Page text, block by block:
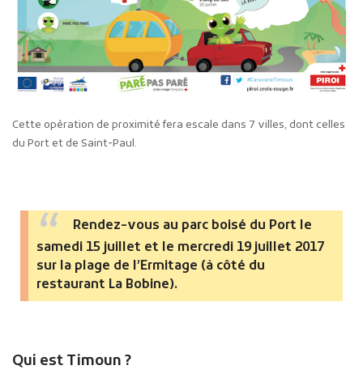
Cette opération de proximité fera escale dans 7 villes, dont celles
du Port et de Saint-Paul.
Rendez-vous au parc boisé du Port le
samedi 15 juillet et le mercredi 19 juillet 2017
sur la plage de l’Ermitage (à côté du
restaurant La Bobine).
Qui est Timoun ?